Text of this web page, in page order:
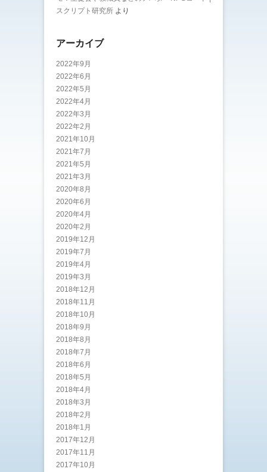
スクリプト研究所 より
アーカイブ
2022年9月
2022年6月
2022年5月
2022年4月
2022年3月
2022年2月
2021年10月
2021年7月
2021年5月
2021年3月
2020年8月
2020年6月
2020年4月
2020年2月
2019年12月
2019年7月
2019年4月
2019年3月
2018年12月
2018年11月
2018年10月
2018年9月
2018年8月
2018年7月
2018年6月
2018年5月
2018年4月
2018年3月
2018年2月
2018年1月
2017年12月
2017年11月
2017年10月